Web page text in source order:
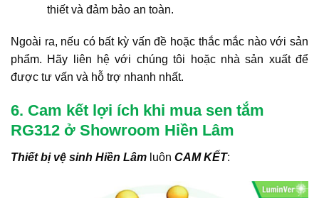
thiết và đảm bảo an toàn.
Ngoài ra, nếu có bất kỳ vấn đề hoặc thắc mắc nào với sản
phẩm. Hãy liên hệ với chúng tôi hoặc nhà sản xuất để
được tư vấn và hỗ trợ nhanh nhất.
6. Cam kết lợi ích khi mua sen tắm
RG312 ở Showroom Hiền Lâm
Thiết bị vệ sinh Hiền Lâm luôn CAM KẾT: